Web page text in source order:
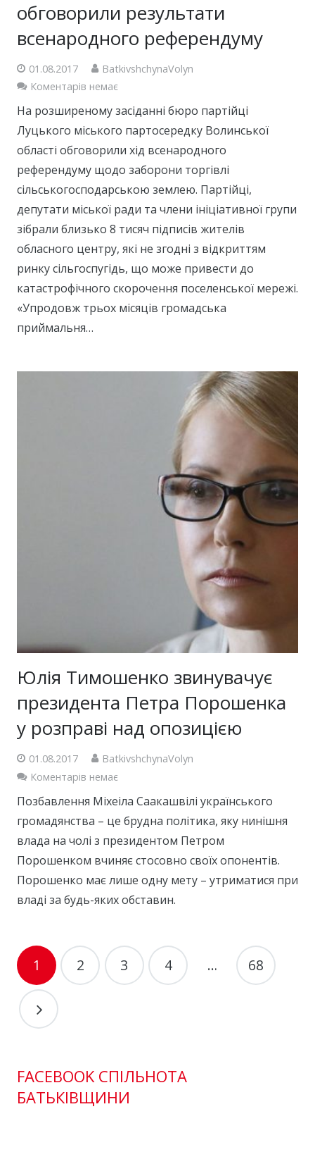
обговорили результати
всенародного референдуму
01.08.2017
BatkivshchynaVolyn
Коментарів немає
На розширеному засіданні бюро партійці
Луцького міського партосередку Волинської
області обговорили хід всенародного
референдуму щодо заборони торгівлі
сільськогосподарською землею. Партійці,
депутати міської ради та члени ініціативної групи
зібрали близько 8 тисяч підписів жителів
обласного центру, які не згодні з відкриттям
ринку сільгоспугідь, що може привести до
катастрофічного скорочення поселенської мережі.
«Упродовж трьох місяців громадська
приймальня…
Юлія Тимошенко звинувачує
президента Петра Порошенка
у розправі над опозицією
01.08.2017
BatkivshchynaVolyn
Коментарів немає
Позбавлення Міхеіла Саакашвілі українського
громадянства – це брудна політика, яку нинішня
влада на чолі з президентом Петром
Порошенком вчиняє стосовно своїх опонентів.
Порошенко має лише одну мету – утриматися при
владі за будь-яких обставин.
1 2 3 4 … 68
FACEBOOK СПІЛЬНОТА
БАТЬКІВЩИНИ